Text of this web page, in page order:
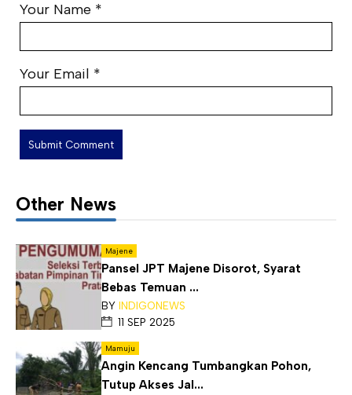
Your Name *
Your Email *
Other News
Majene
Pansel JPT Majene Disorot, Syarat
Bebas Temuan ...
BY INDIGONEWS
11 SEP 2025
Mamuju
Angin Kencang Tumbangkan Pohon,
Tutup Akses Jal...